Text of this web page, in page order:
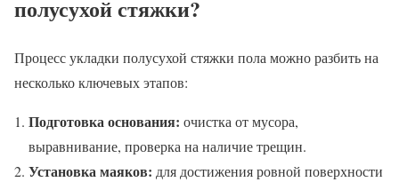
полусухой стяжки?
Процесс укладки полусухой стяжки пола можно разбить на
несколько ключевых этапов:
Подготовка основания: очистка от мусора,
выравнивание, проверка на наличие трещин.
Установка маяков: для достижения ровной поверхности